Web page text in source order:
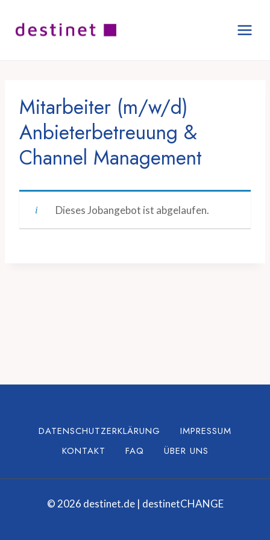
Inhalt
springen
Mitarbeiter (m/w/d)
Anbieterbetreuung &
Channel Management
Dieses Jobangebot ist abgelaufen.
DATENSCHUTZERKLÄRUNG
IMPRESSUM
KONTAKT
FAQ ÜBER UNS
© 2026 destinet.de | destinetCHANGE